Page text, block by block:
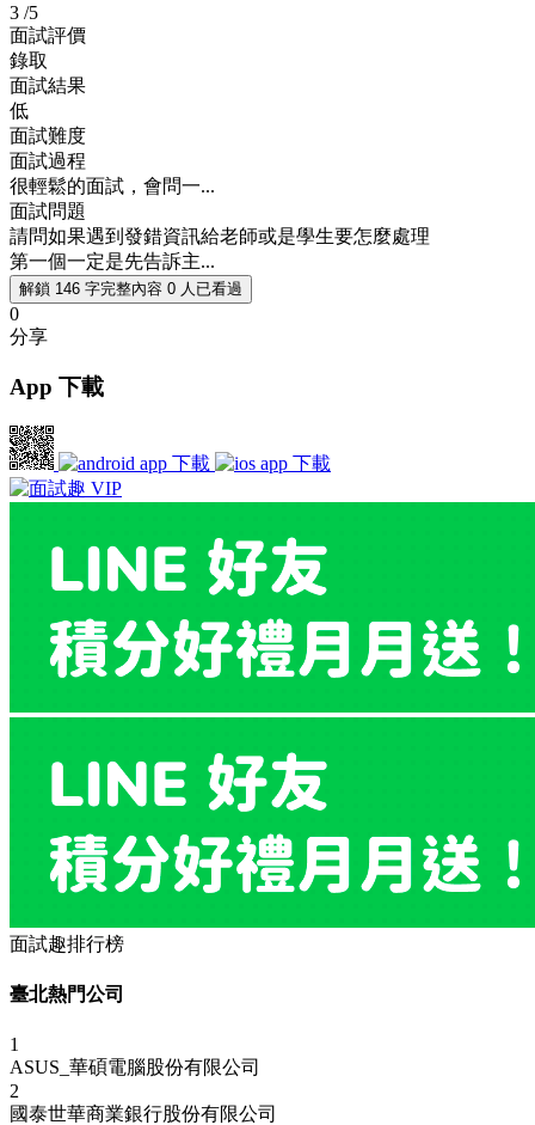
3 /5
面試評價
錄取
面試結果
低
面試難度
面試過程
很輕鬆的面試，會問一...
面試問題
請問如果遇到發錯資訊給老師或是學生要怎麼處理
第一個一定是先告訴主...
解鎖 146 字完整內容 0 人已看過
0
分享
App 下載
面試趣排行榜
臺北熱門公司
1
ASUS_華碩電腦股份有限公司
2
國泰世華商業銀行股份有限公司